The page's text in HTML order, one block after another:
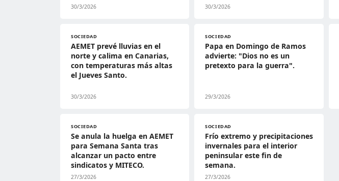
30/3/2026 30/3/2026
SOCIEDAD
AEMET prevé lluvias en el
norte y calima en Canarias,
con temperaturas más altas
el Jueves Santo.
30/3/2026
SOCIEDAD
Papa en Domingo de Ramos
advierte: "Dios no es un
pretexto para la guerra".
29/3/2026
SOCIEDAD
Se anula la huelga en AEMET
para Semana Santa tras
alcanzar un pacto entre
sindicatos y MITECO.
27/3/2026
SOCIEDAD
Frío extremo y precipitaciones
invernales para el interior
peninsular este fin de
semana.
27/3/2026